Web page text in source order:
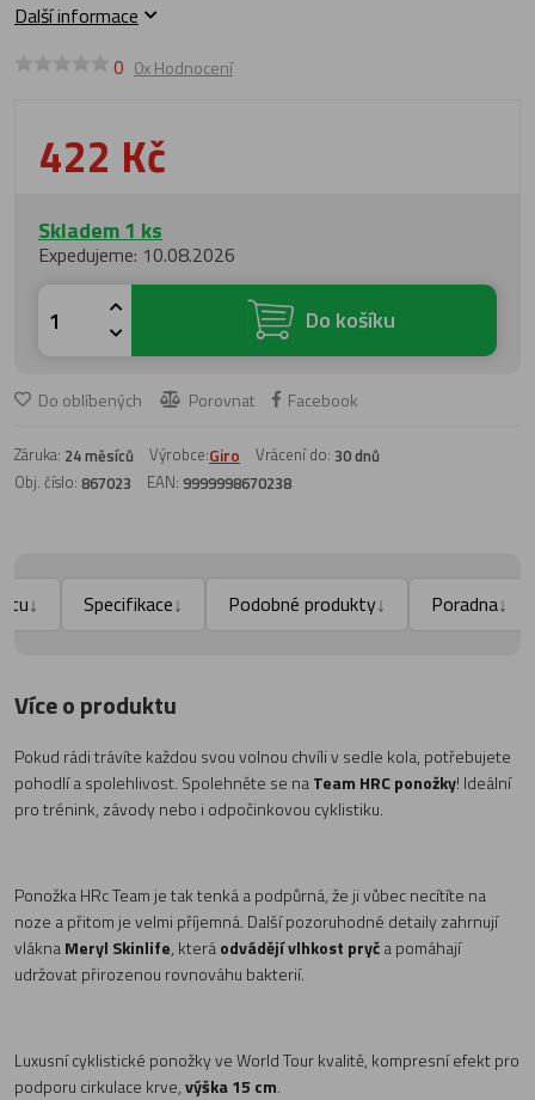
Další informace
0 0x Hodnocení
422 Kč
Skladem 1 ks
Expedujeme: 10.08.2026
Do košíku
Do oblíbených Porovnat Facebook
Záruka: 24 měsíců Výrobce:Giro Vrácení do: 30 dnů
Obj. číslo: 867023 EAN: 9999998670238
↓ Specifikace↓ Podobné produkty↓ Poradna↓
Více o produktu
Pokud rádi trávíte každou svou volnou chvíli v sedle kola, potřebujete
pohodlí a spolehlivost. Spolehněte se naTeam HRC ponožky! Ideální
pro trénink, závody nebo i odpočinkovou cyklistiku.
Ponožka HRc Team je tak tenká a podpůrná, že ji vůbec necítíte na
noze a přitom je velmi příjemná. Další pozoruhodné detaily zahrnují
vláknaMeryl Skinlife, kteráodvádějí vlhkost pryča pomáhají
udržovat přirozenou rovnováhu bakterií.
Luxusní cyklistické ponožky ve World Tour kvalitě, kompresní efekt pro
podporu cirkulace krve,výška 15 cm.